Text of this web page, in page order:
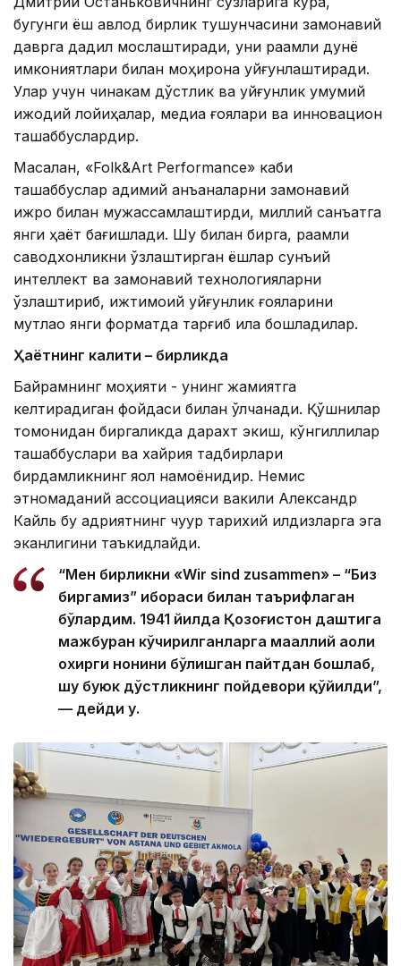
бугунги ёш авлод бирлик тушунчасини замонавий
даврга дадил мослаштиради, уни рақамли дунё
имкониятлари билан моҳирона уйғунлаштиради.
Улар учун чинакам дўстлик ва уйғунлик умумий
ижодий лойиҳалар, медиа ғоялари ва инновацион
ташаббуслардир.
Масалан, «Folk&Art Performance» каби
ташаббуслар қадимий анъаналарни замонавий
ижро билан мужассамлаштирди, миллий санъатга
янги ҳаёт бағишлади. Шу билан бирга, рақамли
саводхонликни ўзлаштирган ёшлар сунъий
интеллект ва замонавий технологияларни
ўзлаштириб, ижтимоий уйғунлик ғояларини
мутлақо янги форматда тарғиб қила бошладилар.
Ҳаётнинг калити – бирликда
Байрамнинг моҳияти - унинг жамиятга
келтирадиган фойдаси билан ўлчанади. Қўшнилар
томонидан биргаликда дарахт экиш, кўнгиллилар
ташаббуслари ва хайрия тадбирлари
бирдамликнинг яққол намоёнидир. Немис
этномаданий ассоциацияси вакили Александр
Кайль бу қадриятнинг чуқур тарихий илдизларга эга
эканлигини таъкидлайди.
“Мен бирликни «Wir sind zusammen» – “Биз
биргамиз” ибораси билан таърифлаган
бўлардим. 1941 йилда Қозоғистон даштига
мажбуран кўчирилганларга маҳаллий аҳоли
охирги нонини бўлишган пайтдан бошлаб,
шу буюк дўстликнинг пойдевори қўйилди”,
— дейди у.